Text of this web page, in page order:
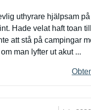
uthyrare hjälpsam
Hade velat haft toan
att stå på campingar
man lyfter ut akut ...